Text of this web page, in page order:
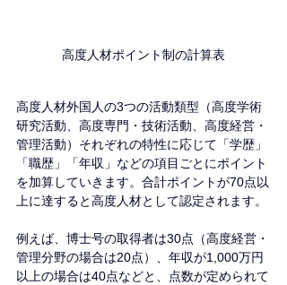
高度人材ポイント制の計算表
高度人材外国人の3つの活動類型（高度学術
研究活動、高度専門・技術活動、高度経営・
管理活動）それぞれの特性に応じて「学歴」
「職歴」「年収」などの項目ごとにポイント
を加算していきます。合計ポイントが70点以
上に達すると高度人材として認定されます。
例えば、博士号の取得者は30点（高度経営・
管理分野の場合は20点）、年収が1,000万円
以上の場合は40点などと、点数が定められて